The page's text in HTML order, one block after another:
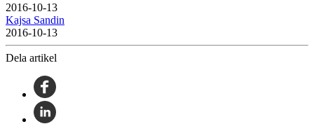
2016-10-13
Kajsa Sandin
2016-10-13
Dela artikel